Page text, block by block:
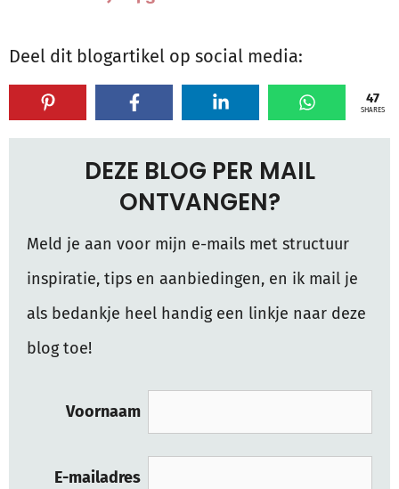
Deel dit blogartikel op social media:
47
SHARES
DEZE BLOG PER MAIL
ONTVANGEN?
Meld je aan voor mijn e-mails met structuur
inspiratie, tips en aanbiedingen, en ik mail je
als bedankje heel handig een linkje naar deze
blog toe!
Voornaam
E-mailadres